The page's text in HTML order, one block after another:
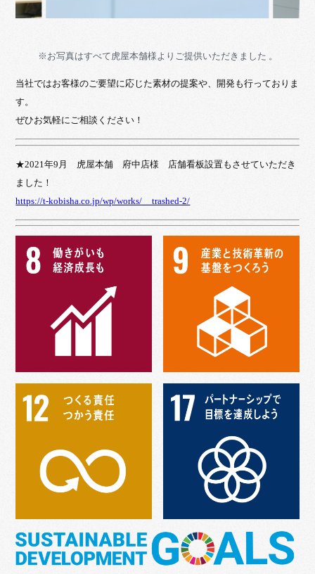
※お写真はすべて虎屋本舗様よりご提供いただきました 。
当社ではお客様のご要望に応じた素材の提案や、開発も行っておりま
す。
ぜひお気軽にご相談ください！
★2021年9月 虎屋本舗 府中店様 店舗看板設置もさせていただき
ました！
https://t-kobisha.co.jp/wp/works/__trashed-2/